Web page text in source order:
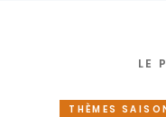
LE
THÈMES